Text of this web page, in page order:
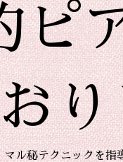
ピ
ル秘テクニックを